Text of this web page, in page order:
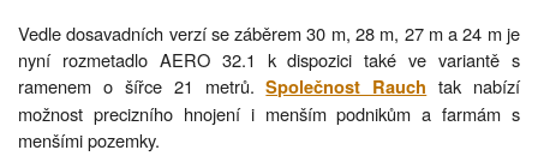
Vedle dosavadních verzí se záběrem 30 m, 28 m, 27 m a 24 m je
nyní rozmetadlo AERO 32.1 k dispozici také ve variantě s
ramenem o šířce 21 metrů.Společnost Rauch tak nabízí
možnost precizního hnojení i menším podnikům a farmám s
menšími pozemky.